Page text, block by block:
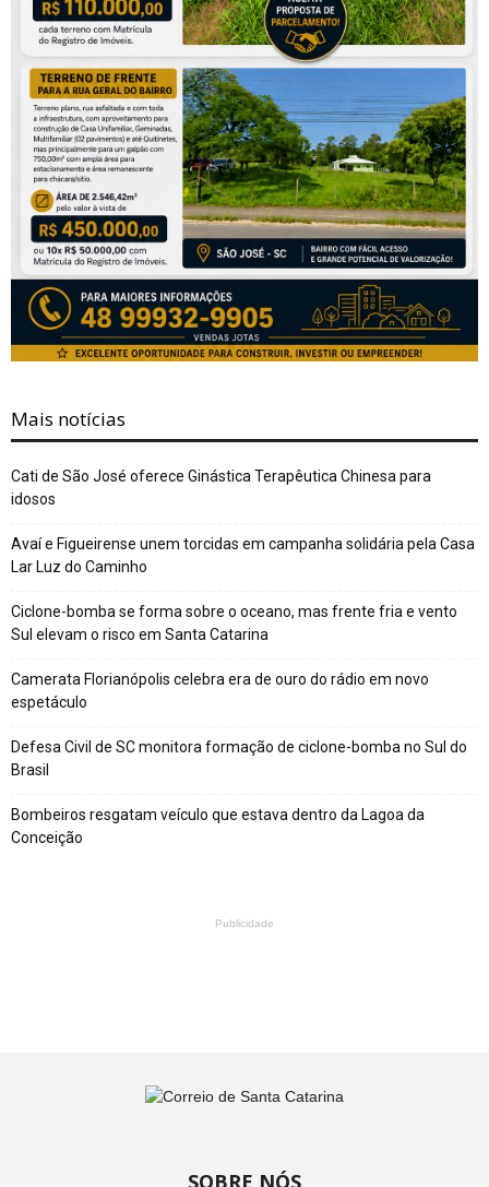
Mais notícias
Cati de São José oferece Ginástica Terapêutica Chinesa para
idosos
Avaí e Figueirense unem torcidas em campanha solidária pela Casa
Lar Luz do Caminho
Ciclone-bomba se forma sobre o oceano, mas frente fria e vento
Sul elevam o risco em Santa Catarina
Camerata Florianópolis celebra era de ouro do rádio em novo
espetáculo
Defesa Civil de SC monitora formação de ciclone-bomba no Sul do
Brasil
Bombeiros resgatam veículo que estava dentro da Lagoa da
Conceição
Publicidade